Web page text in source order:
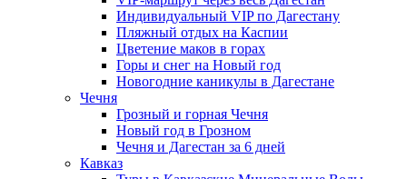
Индивидуальный VIP по Дагестану
Пляжный отдых на Каспии
Цветение маков в горах
Горы и снег на Новый год
Новогодние каникулы в Дагестане
Чечня
Грозный и горная Чечня
Новый год в Грозном
Чечня и Дагестан за 6 дней
Кавказ